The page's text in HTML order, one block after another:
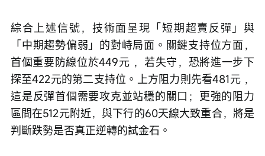
綜合上述信號，技術面呈現「短期超賣反彈」與
「中期趨勢偏弱」的對峙局面。關鍵支持位方面，
首個重要防線位於449元 ，若失守，恐將進一步下
探至422元的第二支持位。上方阻力則先看481元 ，
這是反彈首個需要攻克並站穩的關口；更強的阻力
區間在512元附近，與下行的60天線大致重合，將是
判斷跌勢是否真正逆轉的試金石。